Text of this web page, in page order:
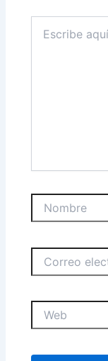
aquí...
electrónico